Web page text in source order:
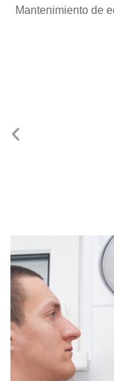
Mantenimiento de